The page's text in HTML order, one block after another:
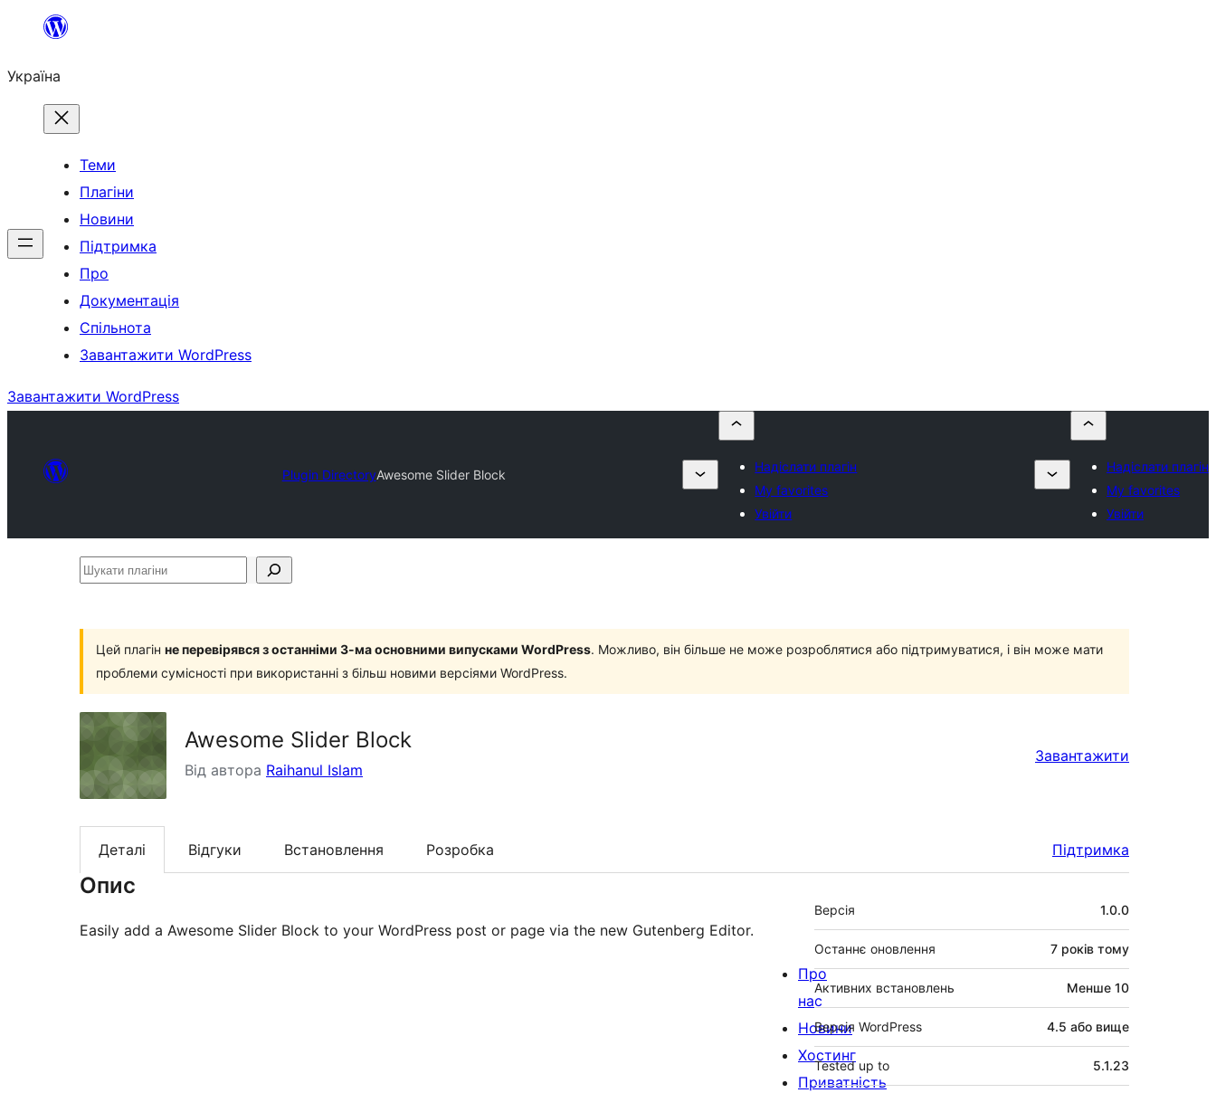
Перейти
вмісту
Україна
Теми
Плагіни
Новини
Підтримка
Про
Документація
Спільнота
Завантажити WordPress
Завантажити WordPress
Plugin DirectoryAwesome Slider Block
Надіслати плагін
My favorites
Увійти
Надіслати плагін
My favorites
Увійти
Шукати
Цей плагін не перевірявся з останніми 3-ма основними випусками WordPress. Можливо, він більше не може розроблятися або підтримуватися, і він може мати
проблеми сумісності при використанні з більш новими версіями WordPress.
Awesome Slider Block
Від автора Raihanul Islam
Завантажити
Деталі Відгуки Встановлення Розробка Підтримка
Опис
Easily add a Awesome Slider Block to your WordPress post or page via the new Gutenberg Editor.
Мета
Версія 1.0.0
Останнє оновлення 7 років тому
Активних встановлень Менше 10
Версія WordPress 4.5 або вище
Tested up to 5.1.23
Про
нас
Новини
Хостинг
Приватність